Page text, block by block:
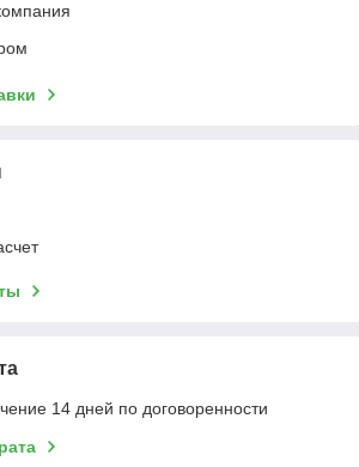
14 дней по договоренности